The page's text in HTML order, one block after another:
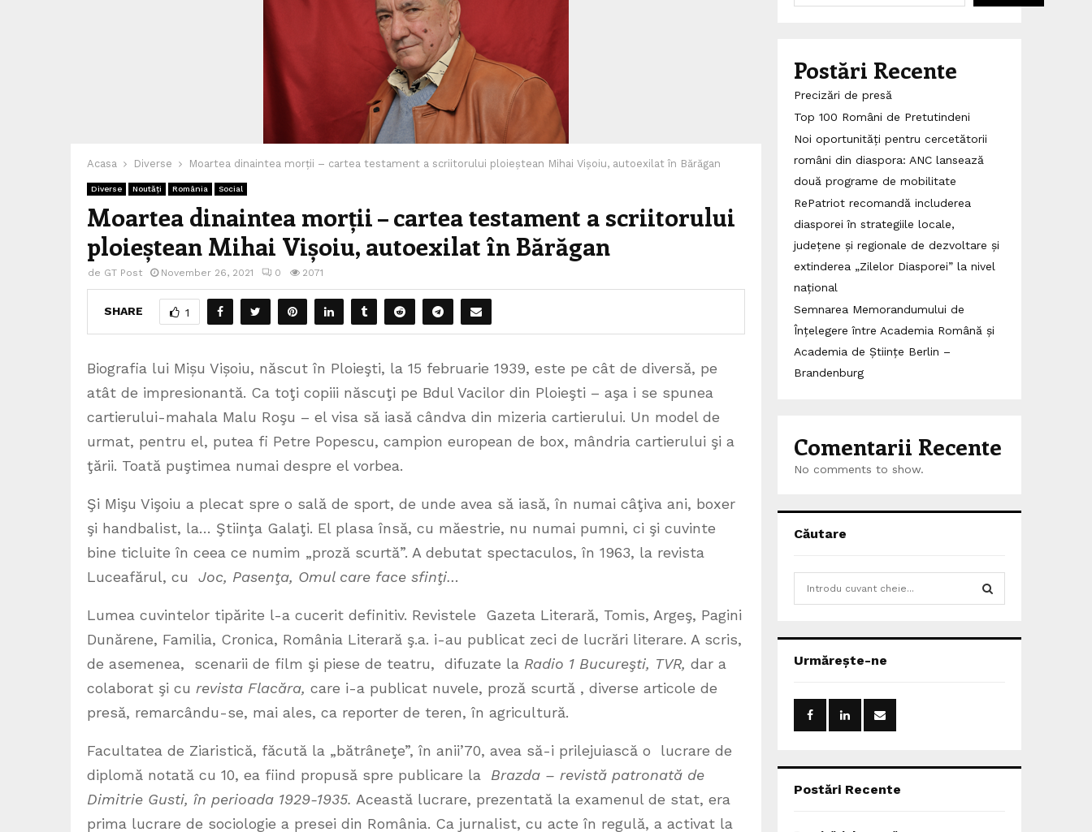
Acasa Diverse Moartea dinaintea morții – cartea testament a scriitorului ploieștean Mihai Vișoiu, autoexilat în Bărăgan
Diverse Noutăți România Social
Moartea dinaintea morții – cartea testament a scriitorului
ploieștean Mihai Vișoiu, autoexilat în Bărăgan
de GT Post November 26, 2021 0 2071
SHARE 1
Biografia lui Mișu Vișoiu, născut în Ploieşti, la 15 februarie 1939, este pe cât de diversă, pe
atât de impresionantă. Ca toţi copiii născuţi pe Bdul Vacilor din Ploieşti – aşa i se spunea
cartierului-mahala Malu Roşu – el visa să iasă cândva din mizeria cartierului. Un model de
urmat, pentru el, putea fi Petre Popescu, campion european de box, mândria cartierului şi a
ţării. Toată puştimea numai despre el vorbea.
Şi Mişu Vişoiu a plecat spre o sală de sport, de unde avea să iasă, în numai câţiva ani, boxer
şi handbalist, la… Ştiinţa Galaţi. El plasa însă, cu măestrie, nu numai pumni, ci şi cuvinte
bine ticluite în ceea ce numim „proză scurtă”. A debutat spectaculos, în 1963, la revista
Luceafărul, cu Joc, Pasenţa, Omul care face sfinţi…
Lumea cuvintelor tipărite l-a cucerit definitiv. Revistele Gazeta Literară, Tomis, Argeş, Pagini
Dunărene, Familia, Cronica, România Literară ş.a. i-au publicat zeci de lucrări literare. A scris,
de asemenea, scenarii de film şi piese de teatru, difuzate la Radio 1 Bucureşti, TVR, dar a
colaborat şi cu revista Flacăra, care i-a publicat nuvele, proză scurtă , diverse articole de
presă, remarcându-se, mai ales, ca reporter de teren, în agricultură.
Facultatea de Ziaristică, făcută la „bătrâneţe”, în anii’70, avea să-i prilejuiască o lucrare de
diplomă notată cu 10, ea fiind propusă spre publicare la Brazda – revistă patronată de
Dimitrie Gusti, în perioada 1929-1935. Această lucrare, prezentată la examenul de stat, era
prima lucrare de sociologie a presei din România. Ca jurnalist, cu acte în regulă, a activat la
Postări Recente
Precizări de presă
Top 100 Români de Pretutindeni
Noi oportunități pentru cercetătorii
români din diaspora: ANC lansează
două programe de mobilitate
RePatriot recomandă includerea
diasporei în strategiile locale,
județene și regionale de dezvoltare și
extinderea „Zilelor Diasporei” la nivel
național
Semnarea Memorandumului de
Înțelegere între Academia Română și
Academia de Științe Berlin –
Brandenburg
Comentarii Recente
No comments to show.
Căutare
h
o
:
Urmărește-ne
Postări Recente